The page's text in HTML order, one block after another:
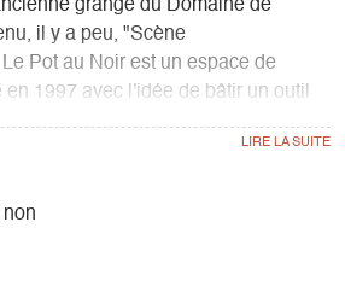
grange du Domaine de
il y a peu, "Scène
Pot au Noir est un espace de
en 1997 avec l'idée de bâtir un outil
en dehors des chemins
et avec la volonté forte de
non